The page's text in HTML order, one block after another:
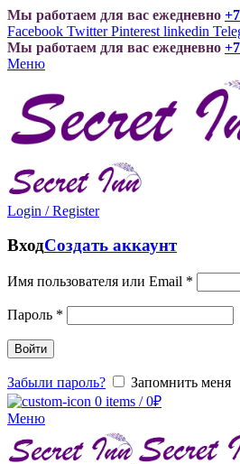
Мы работаем для вас ежедневно
Facebook Twitter Pinterest linkedin
Мы работаем для вас ежедневно
Меню
Login / Register
ВходСоздать аккаунт
Имя пользователя или Email *
Пароль *
Войти
Забыли пароль?
Запомнить меня
0 items / 0₽
Меню